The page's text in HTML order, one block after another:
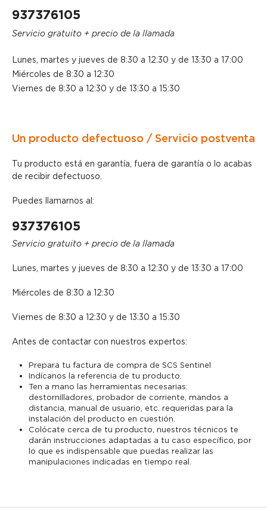
937376105
Servicio gratuito + precio de la llamada
Lunes, martes y jueves de 8:30 a 12:30 y de 13:30 a 17:00
Miércoles de 8:30 a 12:30
Viernes de 8:30 a 12:30 y de 13:30 a 15:30
Un producto defectuoso / Servicio postventa
Tu producto está en garantía, fuera de garantía o lo acabas
de recibir defectuoso.
Puedes llamarnos al:
937376105
Servicio gratuito + precio de la llamada
Lunes, martes y jueves de 8:30 a 12:30 y de 13:30 a 17:00
Miércoles de 8:30 a 12:30
Viernes de 8:30 a 12:30 y de 13:30 a 15:30
Antes de contactar con nuestros expertos:
Prepara tu factura de compra de SCS Sentinel
Indícanos la referencia de tu producto.
Ten a mano las herramientas necesarias:
destornilladores, probador de corriente, mandos a
distancia, manual de usuario, etc. requeridas para la
instalación del producto en cuestión.
Colócate cerca de tu producto, nuestros técnicos te
darán instrucciones adaptadas a tu caso específico, por
lo que es indispensable que puedas realizar las
manipulaciones indicadas en tiempo real.